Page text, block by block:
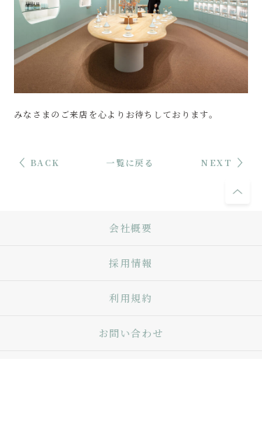
みなさまのご来店を心よりお待ちしております。
BACK 一覧に戻る NEXT
会社概要
採用情報
利用規約
お問い合わせ